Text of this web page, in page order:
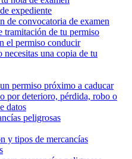
expediente
de convocatoria de examen
tramitación de tu permiso
el permiso conducir
necesitas una copia de tu
permiso próximo a caducar
por deterioro, pérdida, robo o
datos
peligrosas
y tipos de mercancías